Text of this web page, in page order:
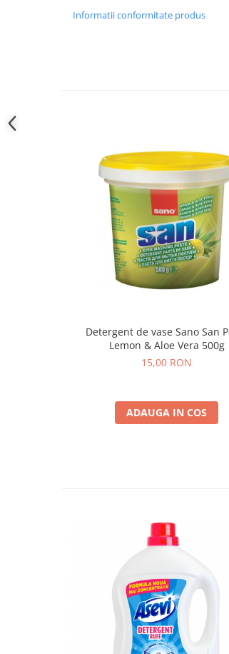
Informatii conformitate produs
Detergent de vase Sano San
Lemon & Aloe Vera 500g
15,00 RON
ADAUGA IN COS